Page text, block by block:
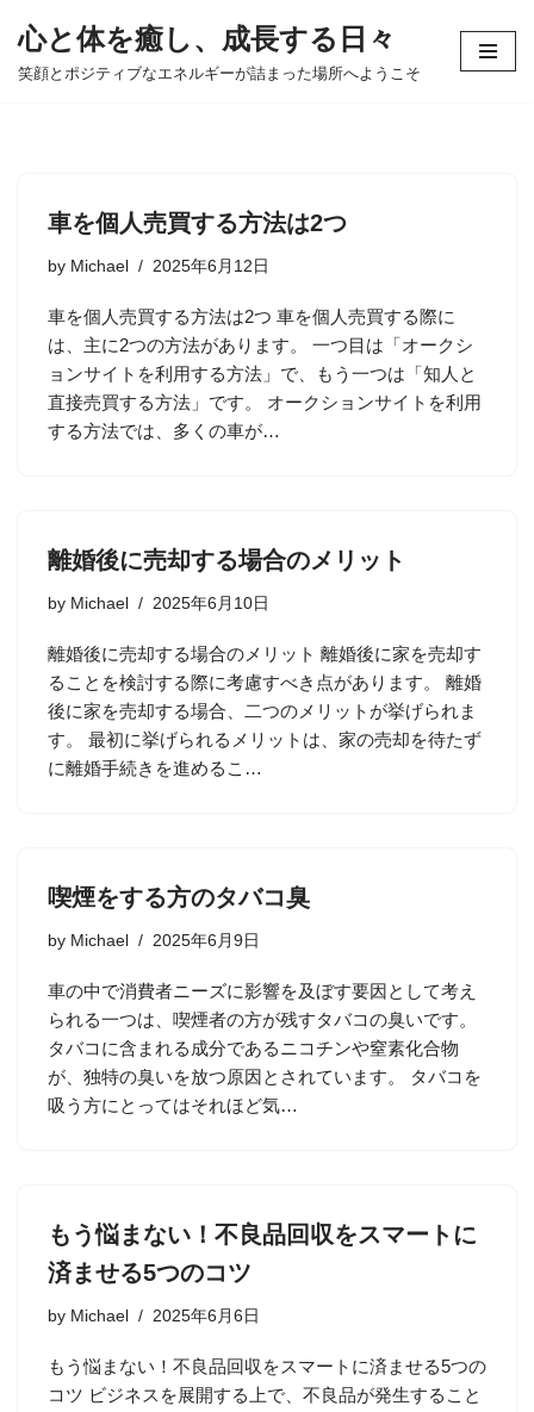
コ
心と体を癒し、成長する日々
笑顔とポジティブなエネルギーが詰まった場所へようこそ
車を個人売買する方法は2つ
by Michael 2025年6月12日
車を個人売買する方法は2つ 車を個人売買する際に
は、主に2つの方法があります。 一つ目は「オークシ
ョンサイトを利用する方法」で、もう一つは「知人と
直接売買する方法」です。 オークションサイトを利用
する方法では、多くの車が…
離婚後に売却する場合のメリット
by Michael 2025年6月10日
離婚後に売却する場合のメリット 離婚後に家を売却す
ることを検討する際に考慮すべき点があります。 離婚
後に家を売却する場合、二つのメリットが挙げられま
す。 最初に挙げられるメリットは、家の売却を待たず
に離婚手続きを進めるこ…
喫煙をする方のタバコ臭
by Michael 2025年6月9日
車の中で消費者ニーズに影響を及ぼす要因として考え
られる一つは、喫煙者の方が残すタバコの臭いです。
タバコに含まれる成分であるニコチンや窒素化合物
が、独特の臭いを放つ原因とされています。 タバコを
吸う方にとってはそれほど気…
もう悩まない！不良品回収をスマートに
済ませる5つのコツ
by Michael 2025年6月6日
もう悩まない！不良品回収をスマートに済ませる5つの
コツ ビジネスを展開する上で、不良品が発生すること